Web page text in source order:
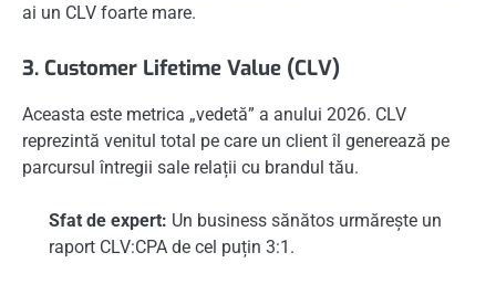
ai un CLV foarte mare.
3. Customer Lifetime Value (CLV)
Aceasta este metrica „vedetă” a anului 2026. CLV
reprezintă venitul total pe care un client îl generează pe
parcursul întregii sale relații cu brandul tău.
Sfat de expert: Un business sănătos urmărește un
raport CLV:CPA de cel puțin 3:1.